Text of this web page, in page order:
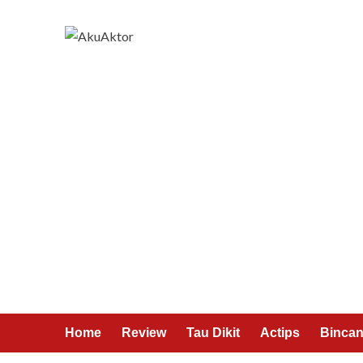
Home Review Tau Dikit Actips